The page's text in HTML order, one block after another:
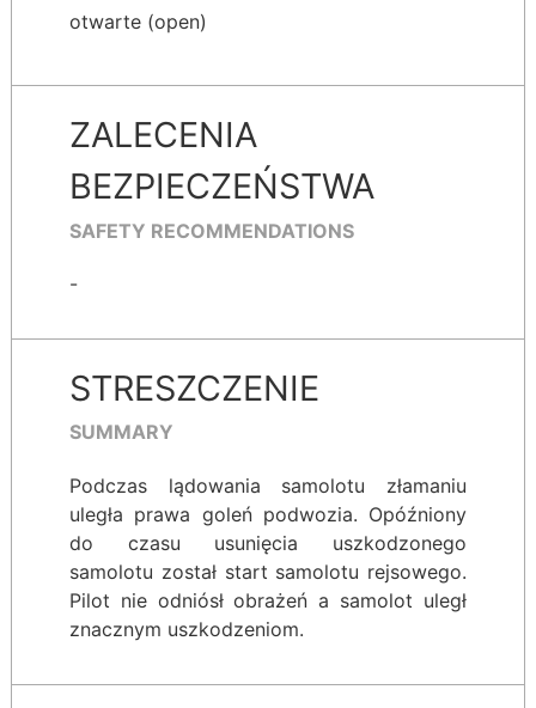
otwarte (open)
ZALECENIA
BEZPIECZEŃSTWA
SAFETY RECOMMENDATIONS
-
STRESZCZENIE
SUMMARY
Podczas lądowania samolotu złamaniu
uległa prawa goleń podwozia. Opóźniony
do czasu usunięcia uszkodzonego
samolotu został start samolotu rejsowego.
Pilot nie odniósł obrażeń a samolot uległ
znacznym uszkodzeniom.